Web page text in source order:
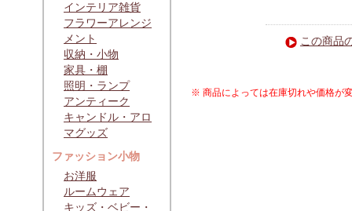
インテリア雑貨
フラワーアレンジ
メント
収納・小物
家具・棚
照明・ランプ
アンティーク
キャンドル・アロ
マグッズ
ファッション小物
お洋服
ルームウェア
キッズ・ベビー・
この商品
※ 商品によっては在庫切れや価格が